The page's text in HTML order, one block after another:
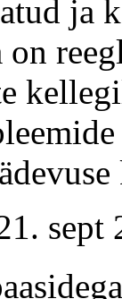
ja
on
sept